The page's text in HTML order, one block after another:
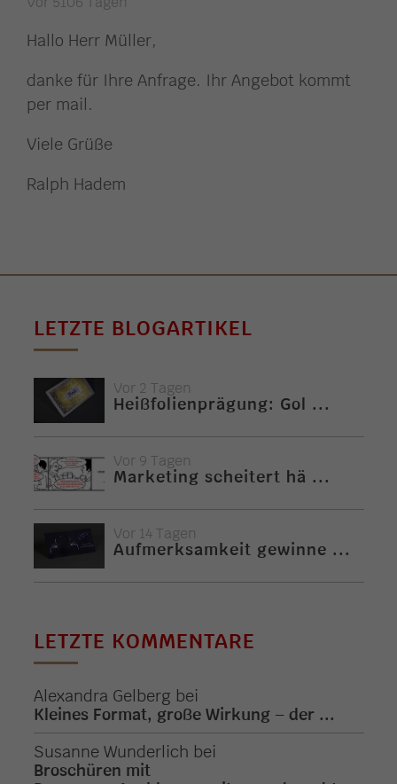
Hallo Herr Müller,
danke für Ihre Anfrage. Ihr Angebot kommt
per mail.
Viele Grüße
Ralph Hadem
LETZTE BLOGARTIKEL
Vor 2 Tagen
Heißfolienprägung: Gol ...
Vor 9 Tagen
Marketing scheitert hä ...
Vor 14 Tagen
Aufmerksamkeit gewinne ...
LETZTE KOMMENTARE
Alexandra Gelberg bei
Kleines Format, große Wirkung – der ...
Susanne Wunderlich bei
Broschüren mit